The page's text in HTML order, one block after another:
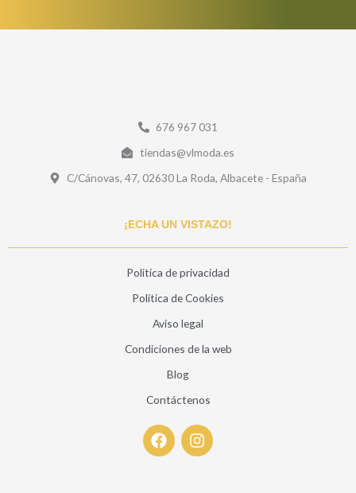
676 967 031
tiendas@vlmoda.es
C/Cánovas, 47, 02630 La Roda, Albacete - España
¡ECHA UN VISTAZO!
Politica de privacidad
Política de Cookies
Aviso legal
Condiciones de la web
Blog
Contáctenos
F
a
I
n